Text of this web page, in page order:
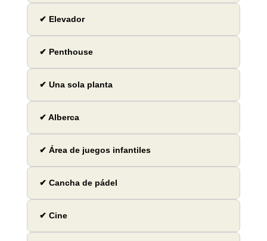
✔ Elevador
✔ Penthouse
✔ Una sola planta
✔ Alberca
✔ Área de juegos infantiles
✔ Cancha de pádel
✔ Cine